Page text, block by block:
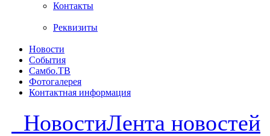
Контакты
Реквизиты
Новости
События
Самбо.ТВ
Фотогалерея
Контактная информация
НовостиЛента новостей